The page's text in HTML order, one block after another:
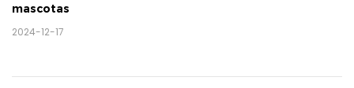
mascotas
2024-12-17